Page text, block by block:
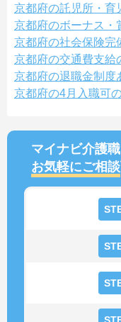
京都府の託児所・育
京都府のボーナス・
京都府の社会保険完
京都府の交通費支給
京都府の退職金制度
京都府の4月入職可
マイナビ介護
お気軽にご相談